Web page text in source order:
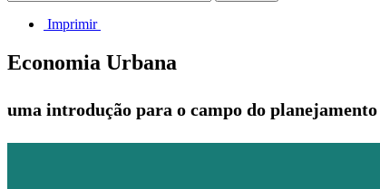
Imprimir
Economia Urbana
uma introdução para o campo do planejamento